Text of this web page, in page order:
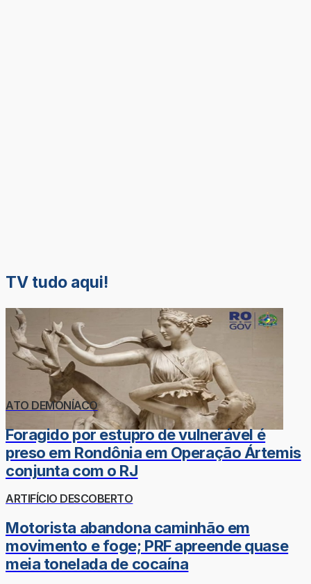
TV tudo aqui!
ATO DEMONÍACO
Foragido por estupro de vulnerável é
preso em Rondônia em Operação Ártemis
conjunta com o RJ
ARTIFÍCIO DESCOBERTO
Motorista abandona caminhão em
movimento e foge; PRF apreende quase
meia tonelada de cocaína